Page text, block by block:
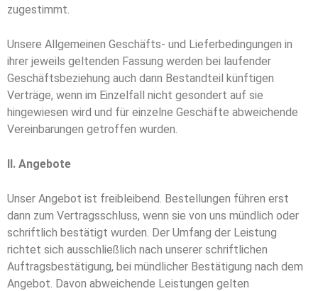
zugestimmt.
Unsere Allgemeinen Geschäfts- und Lieferbedingungen in
ihrer jeweils geltenden Fassung werden bei laufender
Geschäftsbeziehung auch dann Bestandteil künftigen
Verträge, wenn im Einzelfall nicht gesondert auf sie
hingewiesen wird und für einzelne Geschäfte abweichende
Vereinbarungen getroffen wurden.
II. Angebote
Unser Angebot ist freibleibend. Bestellungen führen erst
dann zum Vertragsschluss, wenn sie von uns mündlich oder
schriftlich bestätigt wurden. Der Umfang der Leistung
richtet sich ausschließlich nach unserer schriftlichen
Auftragsbestätigung, bei mündlicher Bestätigung nach dem
Angebot. Davon abweichende Leistungen gelten